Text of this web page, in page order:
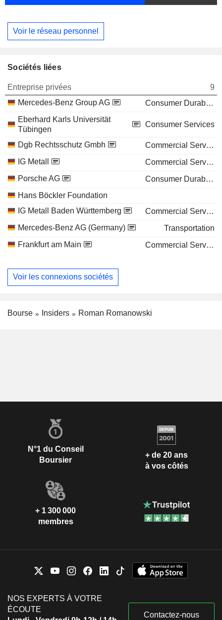
Voir le réseau personnel
Sociétés liées
Entreprise privées
9
Mercedes-Benz Group AG
Consumer Durables
Eberhard Karls Universität
Tübingen
Consumer Services
Dgb Rechtsschutz Gmbh
Commercial Services
IG Metall
Commercial Services
Porsche AG
Consumer Durables
Hans Böckler Foundation
IG Metall Baden Württemberg
Commercial Services
Mercedes-Benz AG (Germany)
Transportation
Frankfurt am Main
Commercial Services
Voir les connexions sociétés
Bourse Insiders Roman Romanowski
N°1 du Conseil
Boursier
+ de 20 ans
à vos côtés
+ 1 300 000
membres
NOS EXPERTS À VOTRE
ÉCOUTE
Contactez-nous